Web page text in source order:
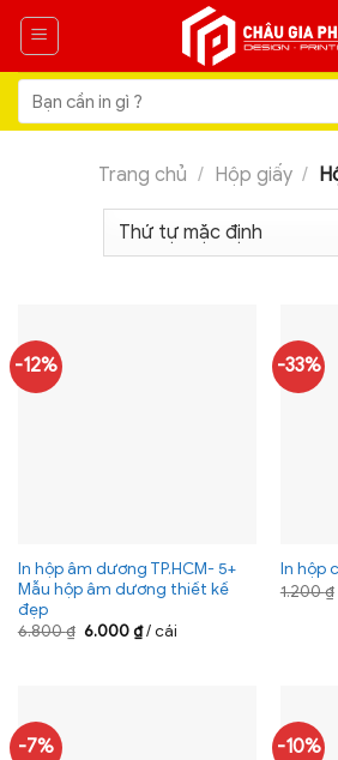
Skip
content
Tìm
kiếm:
Trang chủ / Hộp giấy /
-12%
In hộp âm dương TP.HCM- 5+
Mẫu hộp âm dương thiết kế
đẹp
6.800₫ Giá
6.000₫Giá
hiện
/ cái
-33%
In hộp
1.200₫
-7% -10%